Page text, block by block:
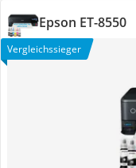
Epson ET-8550
Vergleichssieger